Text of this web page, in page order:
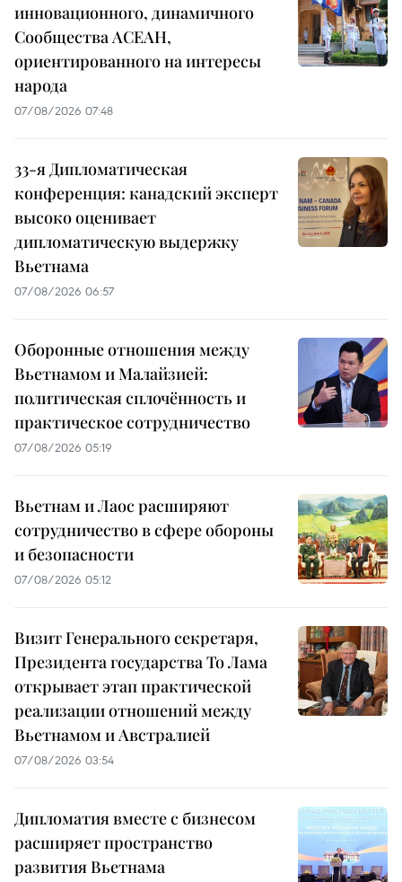
инновационного, динамичного
Сообщества АСЕАН,
ориентированного на интересы
народа
07/08/2026 07:48
33-я Дипломатическая
конференция: канадский эксперт
высоко оценивает
дипломатическую выдержку
Вьетнама
07/08/2026 06:57
Оборонные отношения между
Вьетнамом и Малайзией:
политическая сплочённость и
практическое сотрудничество
07/08/2026 05:19
Вьетнам и Лаос расширяют
сотрудничество в сфере обороны
и безопасности
07/08/2026 05:12
Визит Генерального секретаря,
Президента государства То Лама
открывает этап практической
реализации отношений между
Вьетнамом и Австралией
07/08/2026 03:54
Дипломатия вместе с бизнесом
расширяет пространство
развития Вьетнама